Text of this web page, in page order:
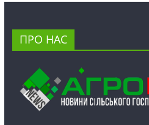
ПРО НАС